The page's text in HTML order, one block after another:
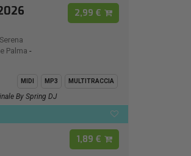
Serena
Palma -
2,99 €
MIDI MP3 MULTITRACCIA
By Spring DJ
1,89 €